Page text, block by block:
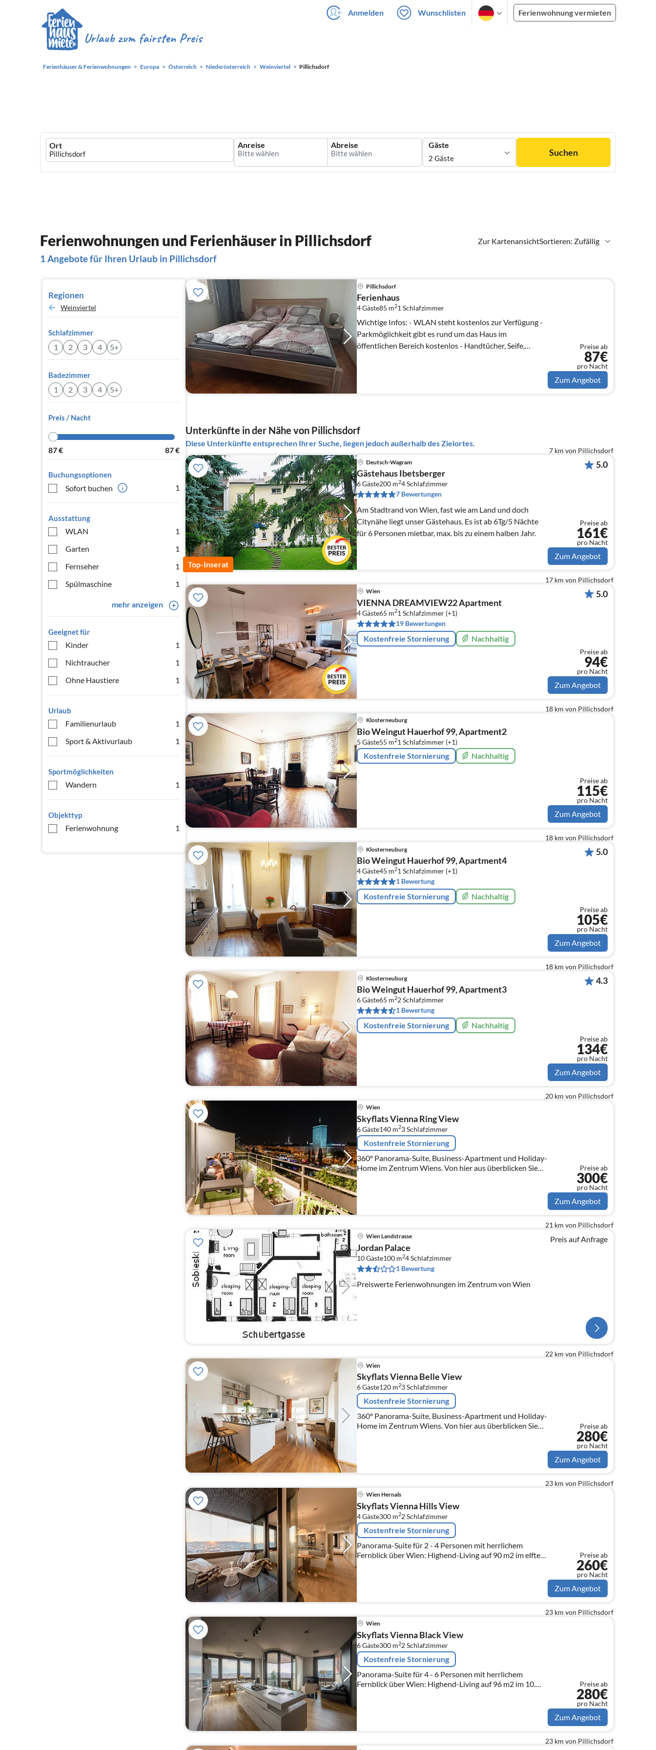
Anmelden Wunschlisten Ferienwohnung vermieten
Ferienhäuser & Ferienwohnungen Europa Österreich Niederösterreich Weinviertel Pillichsdorf
Ferienhausmiete
logo
Ort Anreise Abreise Gäste
2 Gäste
Suchen
Zur KartenansichtSortieren: Zufällig
Ferienwohnungen und Ferienhäuser in Pillichsdorf
1 Angebote für Ihren Urlaub in Pillichsdorf
Regionen
Weinviertel
Schlafzimmer
1 2 3 4 5+
Badezimmer
1 2 3 4 5+
Preis / Nacht
87€ 87€
Buchungsoptionen
Sofort buchen 1
Ausstattung
WLAN
1
Garten
1
Fernseher
1
Spülmaschine
1
mehr anzeigen
Geeignet für
Kinder
1
Nichtraucher
1
Ohne Haustiere
1
Urlaub
Familienurlaub
1
Sport & Aktivurlaub
1
Sportmöglichkeiten
Wandern 1
Objekttyp
Ferienwohnung 1
Pillichsdorf
Ferienhaus
4 Gäste85 m21 Schlafzimmer
Wichtige Infos: - WLAN steht kostenlos zur Verfügung -
Parkmöglichkeit gibt es rund um das Haus im
öffentlichen Bereich kostenlos - Handtücher, Seife,
Preise ab
87€
pro Nacht
Zum Angebot
Unterkünfte in der Nähe von Pillichsdorf
Diese Unterkünfte entsprechen Ihrer Suche, liegen jedoch außerhalb des Zielortes.
Top-Inserat
7 km von Pillichsdorf
Deutsch-Wagram
Gästehaus Ibetsberger
6 Gäste200 m24Schlafzimmer
7 Bewertungen
Am Stadtrand von Wien, fast wie am Land und doch
Citynähe liegt unser Gästehaus. Es ist ab 6Tg/5 Nächte
für 6 Personen mietbar, max. bis zu einem halben Jahr.
5.0
Preise ab
161€
pro Nacht
Zum Angebot
17 km von Pillichsdorf
Wien
VIENNA DREAMVIEW22 Apartment
4 Gäste65 m21 Schlafzimmer (+1)
19 Bewertungen
Kostenfreie Stornierung Nachhaltig
5.0
Preise ab
94€
pro Nacht
Zum Angebot
18 km von Pillichsdorf
Klosterneuburg
Bio Weingut Hauerhof 99, Apartment2
5 Gäste55 m21 Schlafzimmer (+1)
Kostenfreie Stornierung Nachhaltig
Preise ab
115€
pro Nacht
Zum Angebot
18 km von Pillichsdorf
Klosterneuburg
Bio Weingut Hauerhof 99, Apartment4
4 Gäste45 m21 Schlafzimmer (+1)
1 Bewertung
Kostenfreie Stornierung Nachhaltig
5.0
Preise ab
105€
pro Nacht
Zum Angebot
18 km von Pillichsdorf
Klosterneuburg
Bio Weingut Hauerhof 99, Apartment3
6 Gäste65 m22Schlafzimmer
1 Bewertung
Kostenfreie Stornierung Nachhaltig
4.3
Preise ab
134€
pro Nacht
Zum Angebot
20 km von Pillichsdorf
Wien
Skyflats Vienna Ring View
6 Gäste140 m23Schlafzimmer
Kostenfreie Stornierung
360° Panorama-Suite, Business-Apartment und Holiday-
Home im Zentrum Wiens. Von hier aus überblicken Sie
die Innenstadt vom Riesenrad über den Stephansdom bis
zum Kahlenberg.
Preise ab
300€
pro Nacht
Zum Angebot
21 km von Pillichsdorf
Wien Landstrasse
Jordan Palace
10 Gäste100 m24Schlafzimmer
1 Bewertung
Preiswerte Ferienwohnungen im Zentrum von Wien
Preis auf Anfrage
22 km von Pillichsdorf
Wien
Skyflats Vienna Belle View
6 Gäste120 m23Schlafzimmer
Kostenfreie Stornierung
360° Panorama-Suite, Business-Apartment und Holiday-
Home im Zentrum Wiens. Von hier aus überblicken Sie
Preise ab
280€
pro Nacht
Zum Angebot
23 km von Pillichsdorf
Wien Hernals
Skyflats Vienna Hills View
4 Gäste300 m22Schlafzimmer
Kostenfreie Stornierung
Panorama-Suite für 2 - 4 Personen mit herrlichem
Fernblick über Wien: Highend-Living auf 90 m2 im elften
Obergeschoss.
Preise ab
260€
pro Nacht
Zum Angebot
23 km von Pillichsdorf
Wien
Skyflats Vienna Black View
6 Gäste300 m22Schlafzimmer
Kostenfreie Stornierung
Panorama-Suite für 4 - 6 Personen mit herrlichem
Fernblick über Wien: Highend-Living auf 96 m2 im 10.
Preise ab
280€
pro Nacht
Zum Angebot
23 km von Pillichsdorf